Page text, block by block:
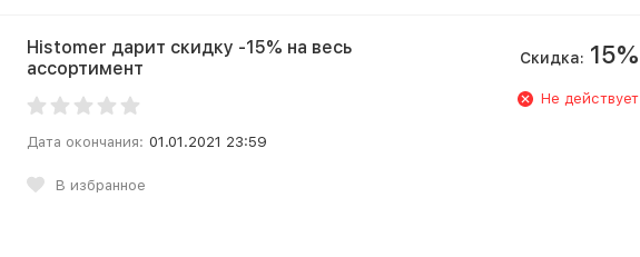
Histomer дарит скидку -15% на весь
ассортимент
Дата окончания: 01.01.2021 23:59
В избранное
Скидка: 15%
Не действует